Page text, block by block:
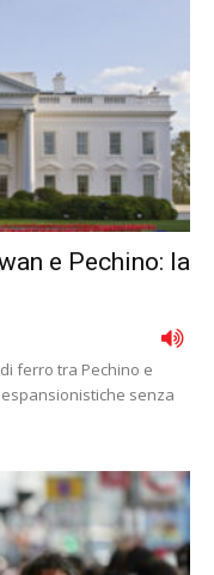
e Pechino: la
ferro tra Pechino e
senza